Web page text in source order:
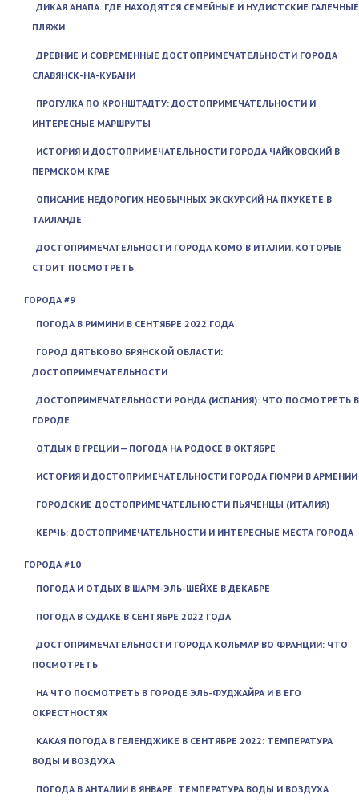
ДИКАЯ АНАПА: ГДЕ НАХОДЯТСЯ СЕМЕЙНЫЕ И НУДИСТСКИЕ ГАЛЕЧНЫЕ
ПЛЯЖИ
ДРЕВНИЕ И СОВРЕМЕННЫЕ ДОСТОПРИМЕЧАТЕЛЬНОСТИ ГОРОДА
СЛАВЯНСК-НА-КУБАНИ
ПРОГУЛКА ПО КРОНШТАДТУ: ДОСТОПРИМЕЧАТЕЛЬНОСТИ И
ИНТЕРЕСНЫЕ МАРШРУТЫ
ИСТОРИЯ И ДОСТОПРИМЕЧАТЕЛЬНОСТИ ГОРОДА ЧАЙКОВСКИЙ В
ПЕРМСКОМ КРАЕ
ОПИСАНИЕ НЕДОРОГИХ НЕОБЫЧНЫХ ЭКСКУРСИЙ НА ПХУКЕТЕ В
ТАИЛАНДЕ
ДОСТОПРИМЕЧАТЕЛЬНОСТИ ГОРОДА КОМО В ИТАЛИИ, КОТОРЫЕ
СТОИТ ПОСМОТРЕТЬ
ГОРОДА #9
ПОГОДА В РИМИНИ В СЕНТЯБРЕ 2022 ГОДА
ГОРОД ДЯТЬКОВО БРЯНСКОЙ ОБЛАСТИ:
ДОСТОПРИМЕЧАТЕЛЬНОСТИ
ДОСТОПРИМЕЧАТЕЛЬНОСТИ РОНДА (ИСПАНИЯ): ЧТО ПОСМОТРЕТЬ В
ГОРОДЕ
ОТДЫХ В ГРЕЦИИ — ПОГОДА НА РОДОСЕ В ОКТЯБРЕ
ИСТОРИЯ И ДОСТОПРИМЕЧАТЕЛЬНОСТИ ГОРОДА ГЮМРИ В АРМЕНИИ
ГОРОДСКИЕ ДОСТОПРИМЕЧАТЕЛЬНОСТИ ПЬЯЧЕНЦЫ (ИТАЛИЯ)
КЕРЧЬ: ДОСТОПРИМЕЧАТЕЛЬНОСТИ И ИНТЕРЕСНЫЕ МЕСТА ГОРОДА
ГОРОДА #10
ПОГОДА И ОТДЫХ В ШАРМ-ЭЛЬ-ШЕЙХЕ В ДЕКАБРЕ
ПОГОДА В СУДАКЕ В СЕНТЯБРЕ 2022 ГОДА
ДОСТОПРИМЕЧАТЕЛЬНОСТИ ГОРОДА КОЛЬМАР ВО ФРАНЦИИ: ЧТО
ПОСМОТРЕТЬ
НА ЧТО ПОСМОТРЕТЬ В ГОРОДЕ ЭЛЬ-ФУДЖАЙРА И В ЕГО
ОКРЕСТНОСТЯХ
КАКАЯ ПОГОДА В ГЕЛЕНДЖИКЕ В СЕНТЯБРЕ 2022: ТЕМПЕРАТУРА
ВОДЫ И ВОЗДУХА
ПОГОДА В АНТАЛИИ В ЯНВАРЕ: ТЕМПЕРАТУРА ВОДЫ И ВОЗДУХА